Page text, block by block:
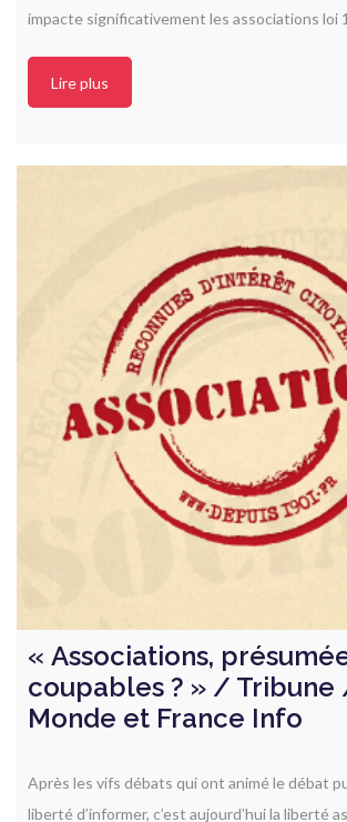
impacte significativement les associations loi
Lire plus
« Associations,
coupables ? » / Tribune
Monde et France Info
Après les vifs débats qui ont animé le débat
liberté d’informer, c’est aujourd’hui la liberté